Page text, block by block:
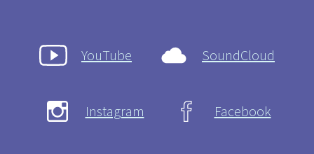
YouTube SoundCloud
Instagram Facebook